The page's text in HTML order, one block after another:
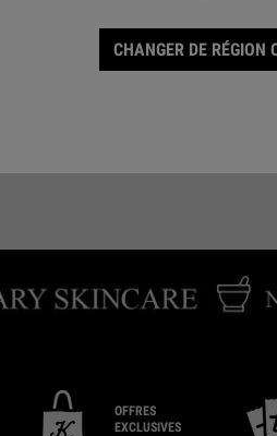
RÉSERVER UNE
CONSULTATION
OFFRES
EXCLUSIVES
CHANGER DE RÉGION